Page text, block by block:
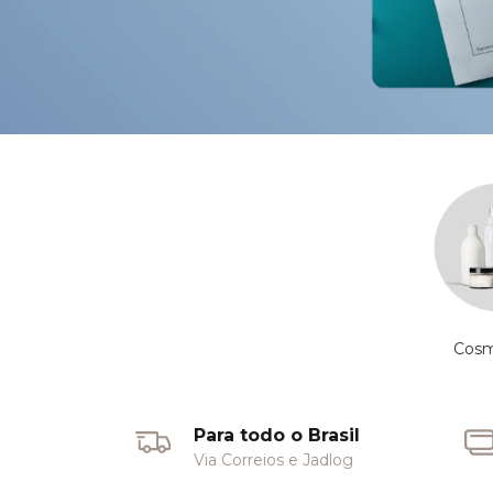
Para todo o Brasil
Via Correios e Jadlog